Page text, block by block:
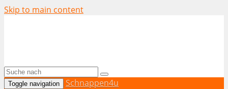
Skip to main content
Toggle navigation
Schnappen4u